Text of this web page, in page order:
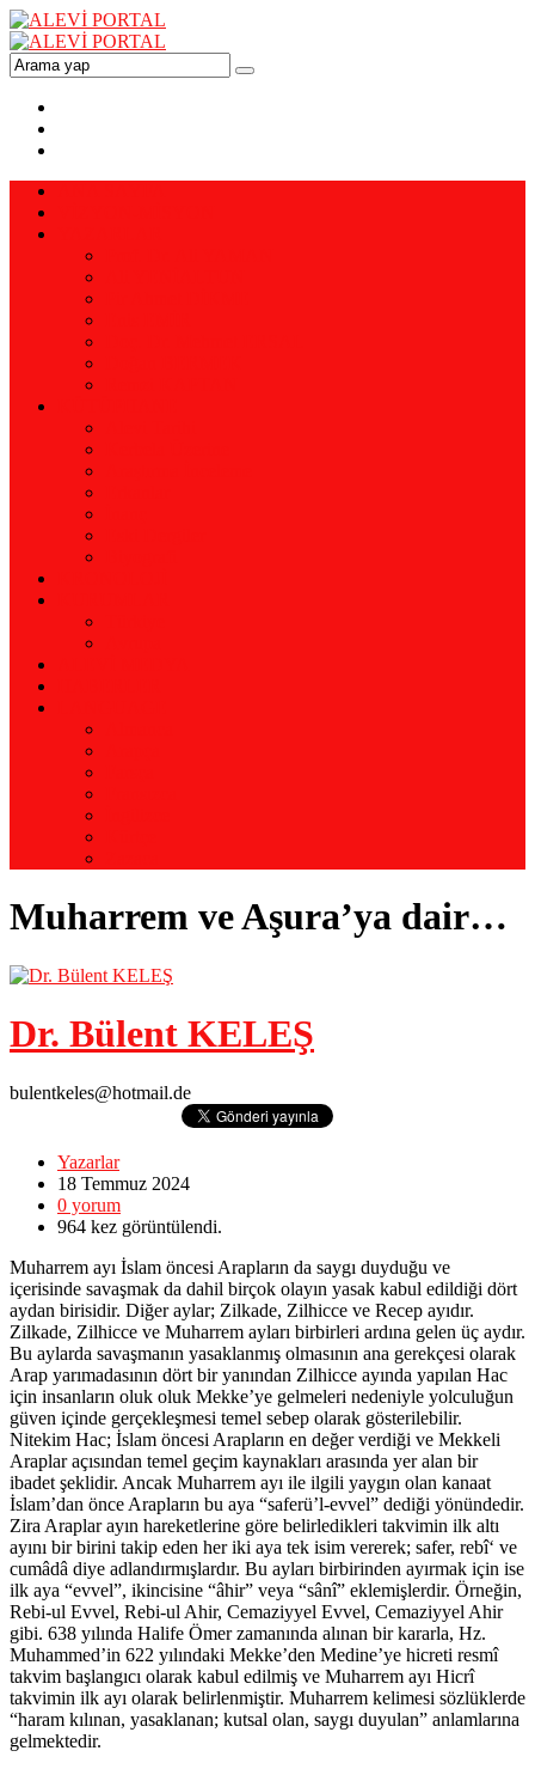
Muharrem ve Aşura’ya dair…
Dr. Bülent KELEŞ
bulentkeles@hotmail.de
Yazarlar
18 Temmuz 2024
0 yorum
964 kez görüntülendi.
Muharrem ayı İslam öncesi Arapların da saygı duyduğu ve
içerisinde savaşmak da dahil birçok olayın yasak kabul edildiği dört
aydan birisidir. Diğer aylar; Zilkade, Zilhicce ve Recep ayıdır.
Zilkade, Zilhicce ve Muharrem ayları birbirleri ardına gelen üç aydır.
Bu aylarda savaşmanın yasaklanmış olmasının ana gerekçesi olarak
Arap yarımadasının dört bir yanından Zilhicce ayında yapılan Hac
için insanların oluk oluk Mekke’ye gelmeleri nedeniyle yolculuğun
güven içinde gerçekleşmesi temel sebep olarak gösterilebilir.
Nitekim Hac; İslam öncesi Arapların en değer verdiği ve Mekkeli
Araplar açısından temel geçim kaynakları arasında yer alan bir
ibadet şeklidir. Ancak Muharrem ayı ile ilgili yaygın olan kanaat
İslam’dan önce Arapların bu aya “saferü’l-evvel” dediği yönündedir.
Zira Araplar ayın hareketlerine göre belirledikleri takvimin ilk altı
ayını bir birini takip eden her iki aya tek isim vererek; safer, rebî‘ ve
cumâdâ diye adlandırmışlardır. Bu ayları birbirinden ayırmak için ise
ilk aya “evvel”, ikincisine “âhir” veya “sânî” eklemişlerdir. Örneğin,
Rebi-ul Evvel, Rebi-ul Ahir, Cemaziyyel Evvel, Cemaziyyel Ahir
gibi. 638 yılında Halife Ömer zamanında alınan bir kararla, Hz.
Muhammed’in 622 yılındaki Mekke’den Medine’ye hicreti resmî
takvim başlangıcı olarak kabul edilmiş ve Muharrem ayı Hicrî
takvimin ilk ayı olarak belirlenmiştir. Muharrem kelimesi sözlüklerde
“haram kılınan, yasaklanan; kutsal olan, saygı duyulan” anlamlarına
gelmektedir.